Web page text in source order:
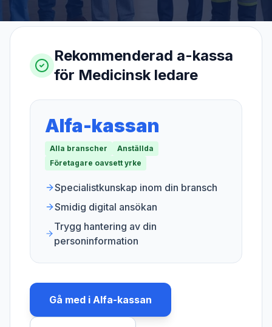
Rekommenderad a-kassa
för Medicinsk ledare
Alfa-kassan
Alla branscher
Anställda
Företagare oavsett yrke
Specialistkunskap inom din bransch
Smidig digital ansökan
Trygg hantering av din
personinformation
Gå med i Alfa-kassan